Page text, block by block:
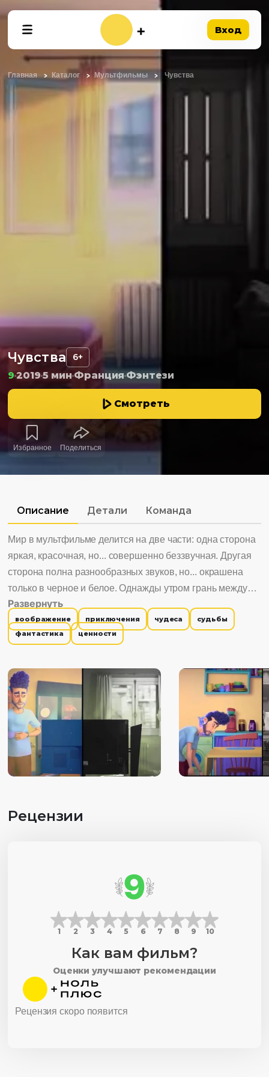
Вход
Главная Каталог Мультфильмы Чувства
Чувства 6+
920195 мин ФранцияФэнтези
Смотреть
Избранное Поделиться
Описание Детали Команда
Мир в мультфильме делится на две части: одна сторона
яркая, красочная, но... совершенно беззвучная. Другая
сторона полна разнообразных звуков, но... окрашена
только в черное и белое. Однажды утром грань между
обоими мирами становится все тоньше и тоньше. Новые
ощущения навсегда изменят повседневную жизнь
героев!
Развернуть
воображение приключения чудеса
судьбы
фантастика
ценности
Рецензии
9
1 2 3 4 5 6 7 8 9 10
Как вам фильм?
Оценки улучшают рекомендации
Рецензия скоро появится